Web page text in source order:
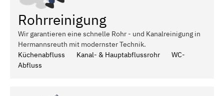
Rohrreinigung
Wir garantieren eine schnelle Rohr - und Kanalreinigung in
Hermannsreuth mit modernster Technik.
Küchenabfluss
Kanal- & Hauptabflussrohr
WC-
Abfluss